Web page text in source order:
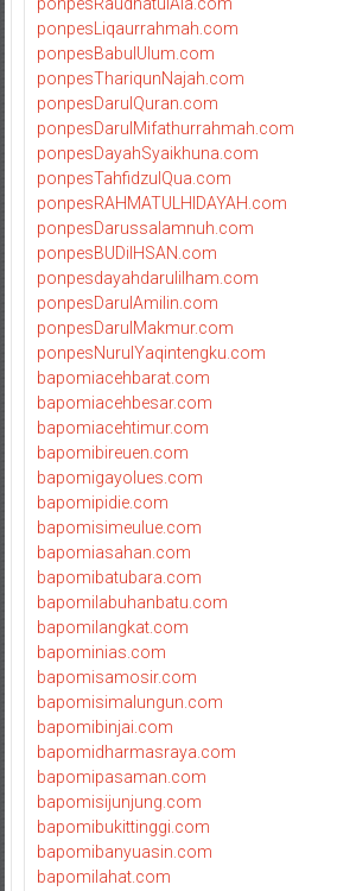
ponpesLiqaurrahmah.com
ponpesBabulUlum.com
ponpesThariqunNajah.com
ponpesDarulQuran.com
ponpesDarulMifathurrahmah.com
ponpesDayahSyaikhuna.com
ponpesTahfidzulQua.com
ponpesRAHMATULHIDAYAH.com
ponpesDarussalamnuh.com
ponpesBUDiIHSAN.com
ponpesdayahdarulilham.com
ponpesDarulAmilin.com
ponpesDarulMakmur.com
ponpesNurulYaqintengku.com
bapomiacehbarat.com
bapomiacehbesar.com
bapomiacehtimur.com
bapomibireuen.com
bapomigayolues.com
bapomipidie.com
bapomisimeulue.com
bapomiasahan.com
bapomibatubara.com
bapomilabuhanbatu.com
bapomilangkat.com
bapominias.com
bapomisamosir.com
bapomisimalungun.com
bapomibinjai.com
bapomidharmasraya.com
bapomipasaman.com
bapomisijunjung.com
bapomibukittinggi.com
bapomibanyuasin.com
bapomilahat.com